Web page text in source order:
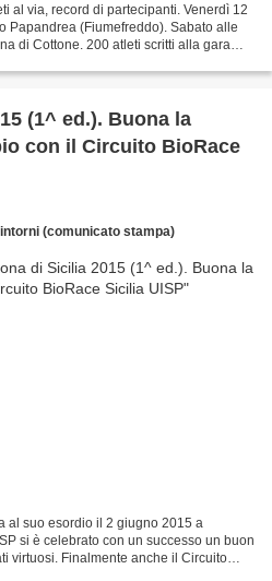
al via, record di partecipanti. Venerdì 12
Papandrea (Fiumefreddo). Sabato alle
di Cottone. 200 atleti scritti alla gara
(1^ ed.). Buona la
con il Circuito BioRace
(comunicato stampa)
al suo esordio il 2 giugno 2015 a
si è celebrato con un successo un buon
virtuosi. Finalmente anche il Circuito